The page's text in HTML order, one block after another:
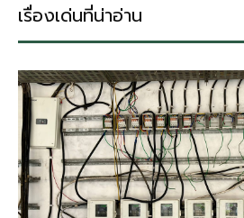
เรื่องเด่นที่น่าอ่าน